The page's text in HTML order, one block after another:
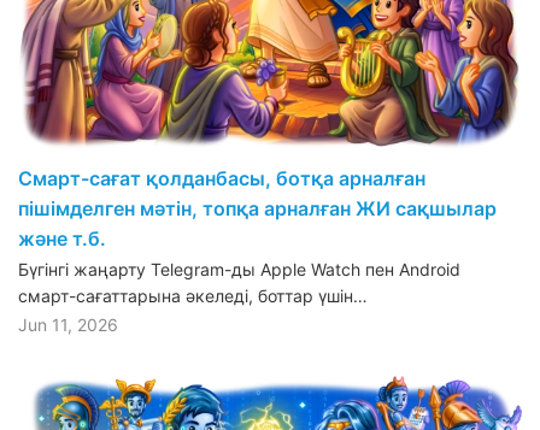
Смарт-сағат қолданбасы, ботқа арналған
пішімделген мәтін, топқа арналған ЖИ сақшылар
және т.б.
Бүгінгі жаңарту Telegram-ды Apple Watch пен Android
смарт-сағаттарына әкеледі, боттар үшін…
Jun 11, 2026